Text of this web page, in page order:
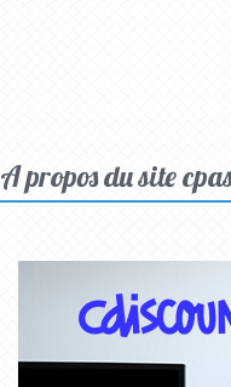
A propos du site